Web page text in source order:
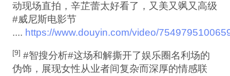
动现场直拍，辛芷蕾太好看了，又美又飒又高级
#威尼斯电影节
.... https://www.douyin.com/video/
[9] #智搜分析#这场和解撕开了娱乐圈名利场的
伪饰，展现女性从业者间复杂而深厚的情感联